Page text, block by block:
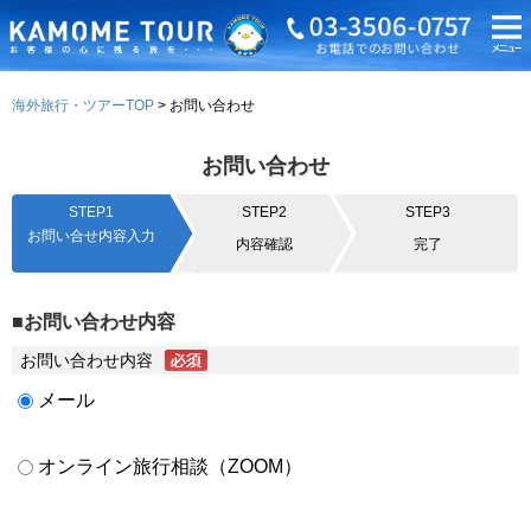
海外旅行・ツアーTOP お問い合わせ
お問い合わせ
STEP1
お問い合せ内容入力
STEP2
内容確認
STEP3
完了
■お問い合わせ内容
お問い合わせ内容
メール
オンライン旅行相談（ZOOM）